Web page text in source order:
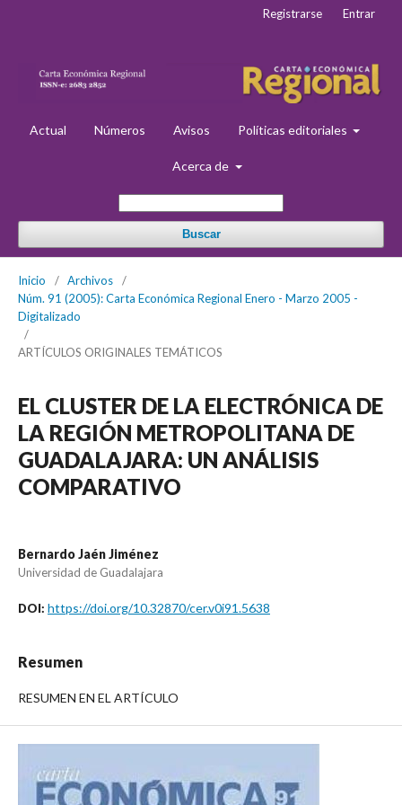
Actual Números Avisos Políticas editoriales
Acerca de
Buscar
Registrarse Entrar
Inicio / Archivos
/
Núm. 91 (2005): Carta Económica Regional Enero - Marzo 2005 -
Digitalizado
/
ARTÍCULOS ORIGINALES TEMÁTICOS
EL CLUSTER DE LA ELECTRÓNICA DE
LA REGIÓN METROPOLITANA DE
GUADALAJARA: UN ANÁLISIS
COMPARATIVO
Bernardo Jaén Jiménez
Universidad de Guadalajara
DOI: https://doi.org/10.32870/cer.v0i91.5638
Resumen
RESUMEN EN EL ARTÍCULO